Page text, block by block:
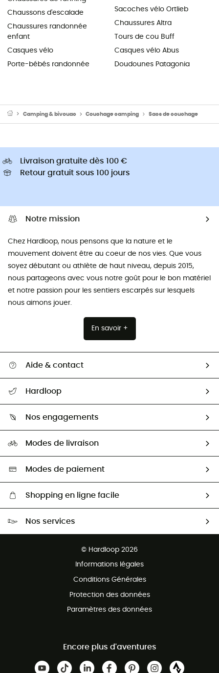
Chaussons d'escalade
Chaussures randonnée
enfant
Casques vélo
Porte-bébés randonnée
Sacoches vélo Ortlieb
Chaussures Altra
Tours de cou Buff
Casques vélo Abus
Doudounes Patagonia
Camping & bivouac Couchage camping Sacs de couchage
Livraison gratuite dès 100 €
Retour gratuit sous 100 jours
Notre mission
Chez Hardloop, nous pensons que la nature et le
mouvement doivent être au coeur de nos vies. Que vous
soyez débutant ou athlète de haut niveau, depuis 2015,
nous partageons avec vous notre goût pour le bon matériel
et notre passion pour les sentiers escarpés sur lesquels
nous aimons jouer.
En savoir +
Aide & contact
Retour & remboursement
Guide des tailles
Seconde Main
Aide & Contact
Hardloop
HardGuides
Nos engagements
Sélection éco-responsable
Modes de livraison
Modes de paiement
Shopping en ligne facile
Nos services
© Hardloop 2026
Informations légales
Conditions Générales
Protection des données
Paramètres des données
Encore plus d'aventures